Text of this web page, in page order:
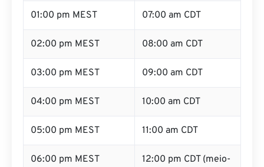
01:00 pm MEST 07:00 am CDT
02:00 pm MEST 08:00 am CDT
03:00 pm MEST 09:00 am CDT
04:00 pm MEST 10:00 am CDT
05:00 pm MEST 11:00 am CDT
06:00 pm MEST
12:00 pm CDT (meio-